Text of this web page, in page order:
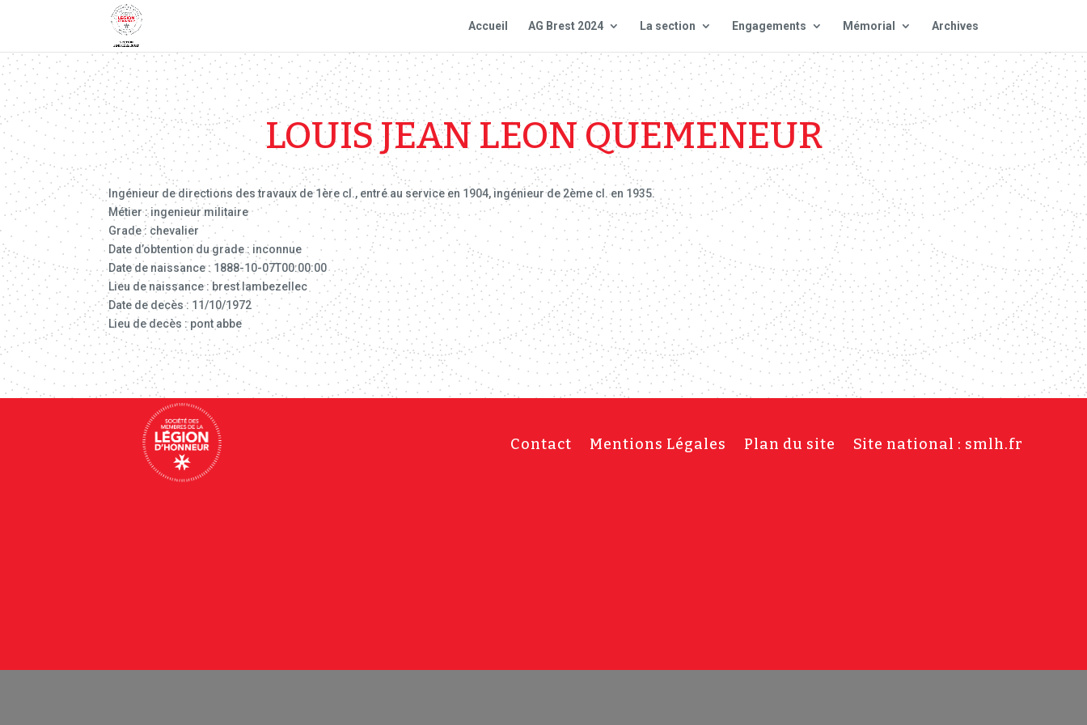
Accueil AG Brest 2024 La section Engagements Mémorial Archives
LOUIS JEAN LEON QUEMENEUR
Ingénieur de directions des travaux de 1ère cl., entré au service en 1904, ingénieur de 2ème cl. en 1935.
Métier : ingenieur militaire
Grade : chevalier
Date d’obtention du grade : inconnue
Date de naissance : 1888-10-07T00:00:00
Lieu de naissance : brest lambezellec
Date de decès : 11/10/1972
Lieu de decès : pont abbe
Contact Mentions Légales Plan du site Site national : smlh.fr